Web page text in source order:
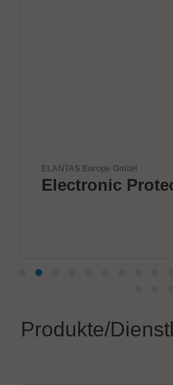
Produkte/